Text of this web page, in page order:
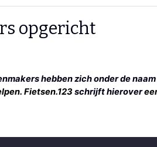
WK Ligfietsen 2026
Oliebollentocht
opgericht
hebben zich onder de naam
Fietsen.123 schrijft hierover